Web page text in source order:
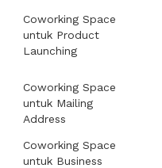
Coworking Space
untuk Product
Launching
Coworking Space
untuk Mailing
Address
Coworking Space
untuk Business